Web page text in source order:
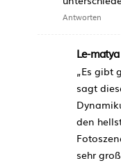
Antworten
Le-matya
„Es gibt
sagt
den
sehr